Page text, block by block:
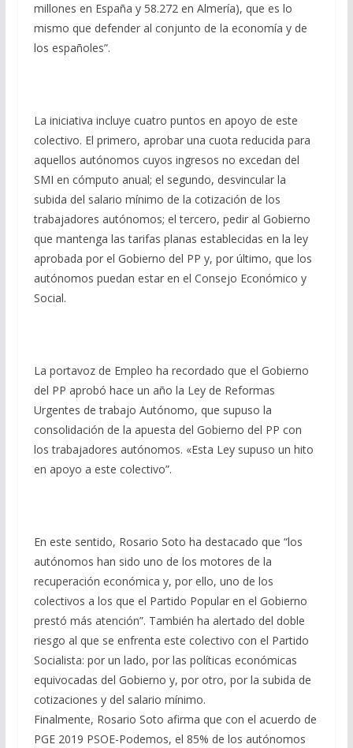
millones en España y 58.272 en Almería), que es lo
mismo que defender al conjunto de la economía y de
los españoles”.
La iniciativa incluye cuatro puntos en apoyo de este
colectivo. El primero, aprobar una cuota reducida para
aquellos autónomos cuyos ingresos no excedan del
SMI en cómputo anual; el segundo, desvincular la
subida del salario mínimo de la cotización de los
trabajadores autónomos; el tercero, pedir al Gobierno
que mantenga las tarifas planas establecidas en la ley
aprobada por el Gobierno del PP y, por último, que los
autónomos puedan estar en el Consejo Económico y
Social.
La portavoz de Empleo ha recordado que el Gobierno
del PP aprobó hace un año la Ley de Reformas
Urgentes de trabajo Autónomo, que supuso la
consolidación de la apuesta del Gobierno del PP con
los trabajadores autónomos. «Esta Ley supuso un hito
en apoyo a este colectivo”.
En este sentido, Rosario Soto ha destacado que “los
autónomos han sido uno de los motores de la
recuperación económica y, por ello, uno de los
colectivos a los que el Partido Popular en el Gobierno
prestó más atención”. También ha alertado del doble
riesgo al que se enfrenta este colectivo con el Partido
Socialista: por un lado, por las políticas económicas
equivocadas del Gobierno y, por otro, por la subida de
cotizaciones y del salario mínimo.
Finalmente, Rosario Soto afirma que con el acuerdo de
PGE 2019 PSOE-Podemos, el 85% de los autónomos